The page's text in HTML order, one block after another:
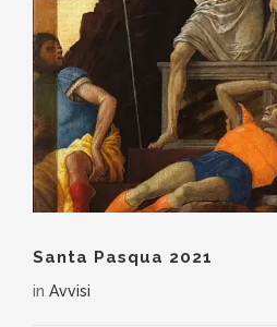
Santa Pasqua 2021
in Avvisi